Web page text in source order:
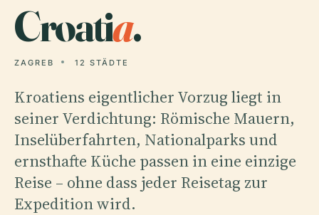
Croatia.
ZAGREB 12 STÄDTE
Kroatiens eigentlicher Vorzug liegt in
seiner Verdichtung: Römische Mauern,
Inselüberfahrten, Nationalparks und
ernsthafte Küche passen in eine einzige
Reise – ohne dass jeder Reisetag zur
Expedition wird.